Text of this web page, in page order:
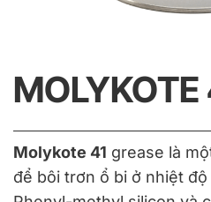
MOLYKOTE
Molykote 41 grease là
để bôi trơn ổ bi ở nhiệt